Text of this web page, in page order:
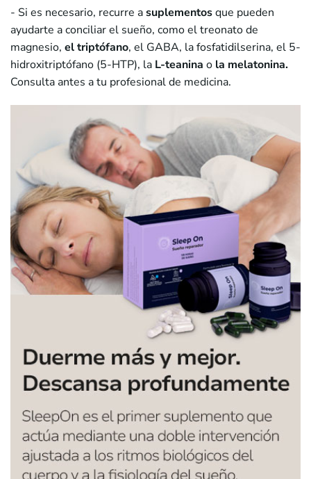
- Si es necesario, recurre asuplementosque pueden
ayudarte a conciliar el sueño, como el treonato de
magnesio, el triptófano, el GABA, la fosfatidilserina, el 5-
hidroxitriptófano (5-HTP), la L-teanina o la melatonina.
Consulta antes a tu profesional de medicina.